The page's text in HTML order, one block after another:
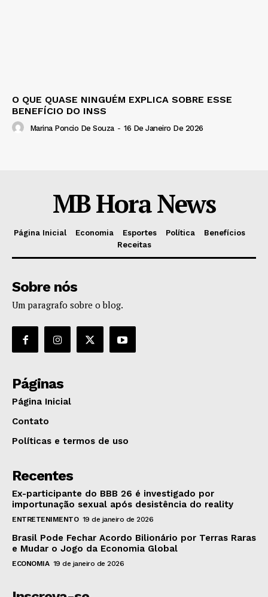
O QUE QUASE NINGUÉM EXPLICA SOBRE ESSE
BENEFÍCIO DO INSS
Marina Poncio De Souza - 16 De Janeiro De 2026
MB Hora News
Página Inicial Economia Esportes Política
Benefícios
Receitas
Sobre nós
Um paragrafo sobre o blog.
Páginas
Página Inicial
Contato
Políticas e termos de uso
Recentes
Ex-participante do BBB 26 é investigado por
importunação sexual após desistência do reality
ENTRETENIMENTO 19 de janeiro de 2026
Brasil Pode Fechar Acordo Bilionário por Terras Raras
e Mudar o Jogo da Economia Global
ECONOMIA 19 de janeiro de 2026